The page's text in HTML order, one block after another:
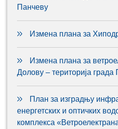
Панчеву
Измена плана за
Измена плана за
Долову – територија града
План за изградњу
енергетских и оптичких
комплекса